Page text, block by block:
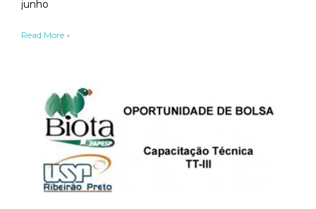
junho
Read More »